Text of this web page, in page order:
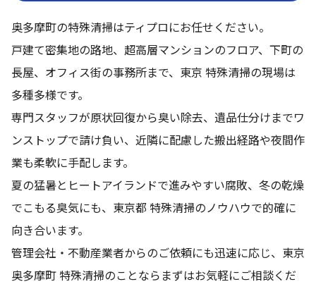
奥多摩町の特殊清掃はティプロにお任せください。
戸建て密集地の路地、超高層マンションのフロア、下町の
長屋、オフィス街の事務所まで、東京 特殊清掃の現場は
多種多様です。
専門スタッフが原状回復から臭い除去、遺品仕分けまでワ
ンストップで請け負い、近隣に配慮した搬出経路や夜間作
業も柔軟に手配します。
夏の猛暑とヒートアイランドで進みやすい腐敗、冬の乾燥
でこもる臭気にも、東京都 特殊清掃のノウハウで的確に
向き合います。
管理会社・不動産業者からのご依頼にも迅速に応じ、東京
奥多摩町 特殊清掃のことならまずはお気軽にご相談くだ